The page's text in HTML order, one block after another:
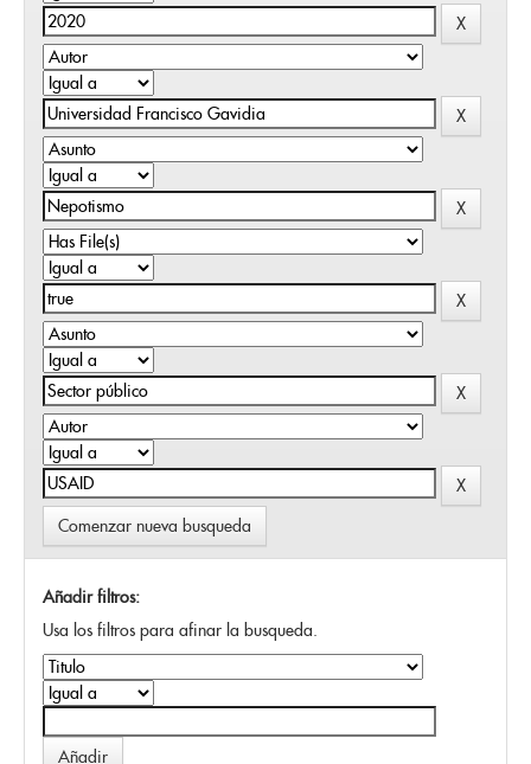
Comenzar nueva busqueda
Añadir filtros:
Usa los filtros para afinar la busqueda.